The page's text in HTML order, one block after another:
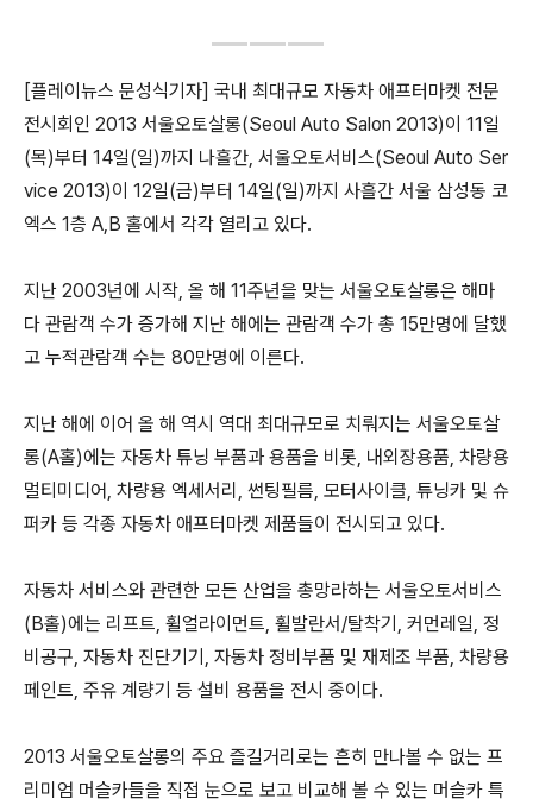
[플레이뉴스 문성식기자] 국내 최대규모 자동차 애프터마켓 전문
전시회인 2013 서울오토살롱(Seoul Auto Salon 2013)이 11일
(목)부터 14일(일)까지 나흘간, 서울오토서비스(Seoul Auto Ser
vice 2013)이 12일(금)부터 14일(일)까지 사흘간 서울 삼성동 코
엑스 1층 A,B 홀에서 각각 열리고 있다.
지난 2003년에 시작, 올 해 11주년을 맞는 서울오토살롱은 해마
다 관람객 수가 증가해 지난 해에는 관람객 수가 총 15만명에 달했
고 누적관람객 수는 80만명에 이른다.
지난 해에 이어 올 해 역시 역대 최대규모로 치뤄지는 서울오토살
롱(A홀)에는 자동차 튜닝 부품과 용품을 비롯, 내외장용품, 차량용
멀티미디어, 차량용 엑세서리, 썬팅필름, 모터사이클, 튜닝카 및 슈
퍼카 등 각종 자동차 애프터마켓 제품들이 전시되고 있다.
자동차 서비스와 관련한 모든 산업을 총망라하는 서울오토서비스
(B홀)에는 리프트, 휠얼라이먼트, 휠발란서/탈착기, 커먼레일, 정
비공구, 자동차 진단기기, 자동차 정비부품 및 재제조 부품, 차량용
페인트, 주유 계량기 등 설비 용품을 전시 중이다.
2013 서울오토살롱의 주요 즐길거리로는 흔히 만나볼 수 없는 프
리미엄 머슬카들을 직접 눈으로 보고 비교해 볼 수 있는 머슬카 특